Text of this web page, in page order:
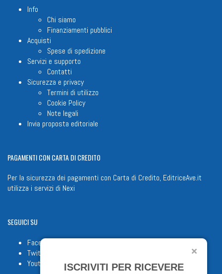
Info
Chi siamo
Finanziamenti pubblici
Acquisti
Spese di spedizione
Servizi e supporto
Contatti
Sicurezza e privacy
Termini di utilizzo
Cookie Policy
Note legali
Invia proposta editoriale
PAGAMENTICON CARTA DI CREDITO
Per la sicurezza dei pagamenti con Carta di Credito, EditriceAve.it
utilizza i servizi di Nexi
SEGUICISU
Facebook
Twitter
Youtube
ISCRIVITI PER RICEVERE